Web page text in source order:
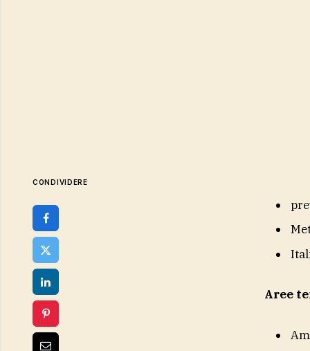
CONDIVIDERE
Aree